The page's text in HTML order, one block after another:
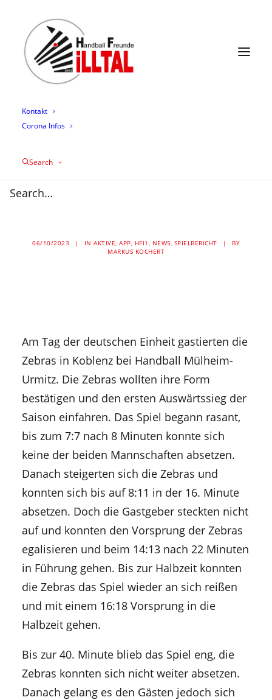
Termine
Mannschaften
Trainingszeiten
Mediathek
Über uns
Kontakt
Corona Infos
Search
drittes Spiel in Folge –
29:30 Auswärtssieg in
06/10/2023 | IN AKTIVE, APP, HFI1 , NEWS, SPIELBERICHT |
BY
MARKUS KOCHERT
Am Tag der deutschen Einheit gastierten die
Zebras in Koblenz bei Handball Mülheim-
Urmitz. Die Zebras wollten ihre Form
bestätigen und den ersten Auswärtssieg der
Saison einfahren. Das Spiel begann rasant,
bis zum 7:7 nach 8 Minuten konnte sich
keine der beiden Mannschaften absetzen.
Danach steigerten sich die Zebras und
konnten sich bis auf 8:11 in der 16. Minute
absetzen. Doch die Gastgeber steckten nicht
auf und konnten den Vorsprung der Zebras
egalisieren und beim 14:13 nach 22 Minuten
in Führung gehen. Bis zur Halbzeit konnten
die Zebras das Spiel wieder an sich reißen
und mit einem 16:18 Vorsprung in die
Halbzeit gehen.
Bis zur 40. Minute blieb das Spiel eng, die
Zebras konnten sich nicht weiter absetzen.
Danach gelang es den Gästen jedoch sich